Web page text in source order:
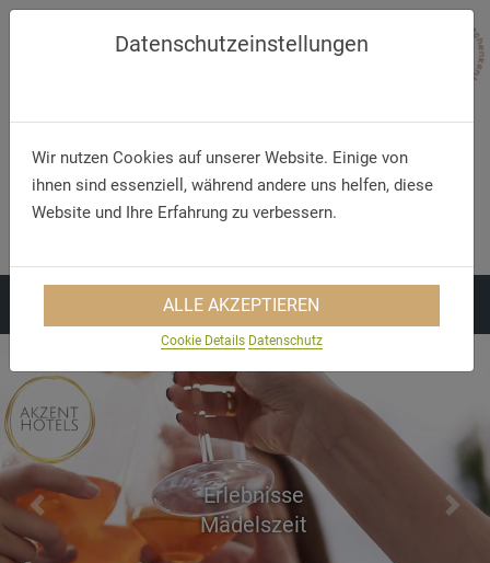
Telefon/WhatsApp
Erlebnisse
Mädelszeit
Previous Next
Datenschutzeinstellungen
Wir nutzen Cookies auf unserer Website. Einige von
ihnen sind essenziell, während andere uns helfen, diese
Website und Ihre Erfahrung zu verbessern.
ALLE AKZEPTIEREN
Cookie Details Datenschutz